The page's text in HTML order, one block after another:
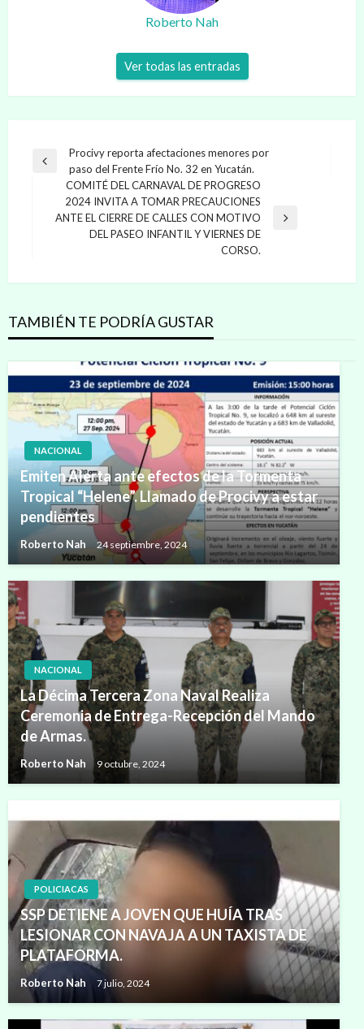
Roberto Nah
Ver todas las entradas
Navegación
entradas
Entrada
anterior
Procivy reporta afectaciones menores por
paso del Frente Frío No. 32 en Yucatán.
Entrada
siguiente
COMITÉ DEL CARNAVAL DE PROGRESO
2024 INVITA A TOMAR PRECAUCIONES
ANTE EL CIERRE DE CALLES CON MOTIVO
DEL PASEO INFANTIL Y VIERNES DE
CORSO.
TAMBIÉN TE PODRÍA GUSTAR
NACIONAL
Emiten Alerta ante efectos de la Tormenta
Tropical “Helene”. Llamado de Procivy a estar
pendientes
Roberto Nah 24 septiembre, 2024
NACIONAL
La Décima Tercera Zona Naval Realiza
Ceremonia de Entrega-Recepción del Mando
de Armas.
Roberto Nah 9 octubre, 2024
POLICIACAS
SSP DETIENE A JOVEN QUE HUÍA TRAS
LESIONAR CON NAVAJA A UN TAXISTA DE
PLATAFORMA.
Roberto Nah 7 julio, 2024